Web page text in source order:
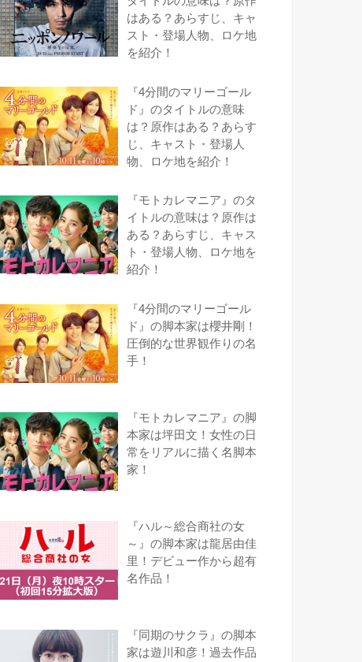
はある？あらすじ、キャ
スト・登場人物、ロケ地
を紹介！
『4分間のマリーゴール
ド』のタイトルの意味
は？原作はある？あらす
じ、キャスト・登場人
物、ロケ地を紹介！
『モトカレマニア』のタ
イトルの意味は？原作は
ある？あらすじ、キャス
ト・登場人物、ロケ地を
紹介！
『4分間のマリーゴール
ド』の脚本家は櫻井剛！
圧倒的な世界観作りの名
手！
『モトカレマニア』の脚
本家は坪田文！女性の日
常をリアルに描く名脚本
家！
『ハル～総合商社の女
～』の脚本家は龍居由佳
里！デビュー作から超有
名作品！
『同期のサクラ』の脚本
家は遊川和彦！過去作品